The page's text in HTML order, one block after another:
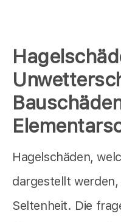
Hagelschäden,
dargestellt
Seltenheit. Die